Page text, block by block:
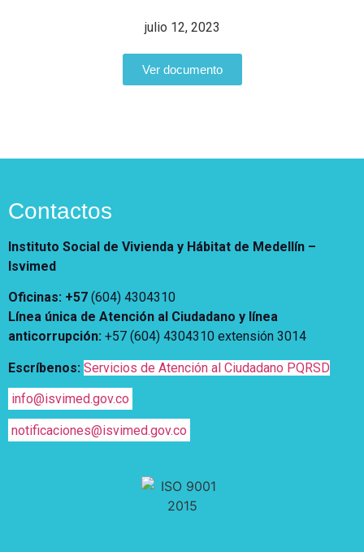
Vivienda un proyecto
Acompañamiento Social
¿Qué es el ISVIMED?
fuente
Contraste
Centro de relevo
Más Información sobre Accesibilidad
julio 12, 2023
Ver documento
Contactos
Instituto Social de Vivienda y Hábitat de Medellín –
Isvimed
Oficinas: +57 (604) 4304310
Línea única de Atención al Ciudadano y línea
anticorrupción: +57 (604) 4304310 extensión 3014
Escríbenos: Servicios de Atención al Ciudadano PQRSD
info@isvimed.gov.co
notificaciones@isvimed.gov.co